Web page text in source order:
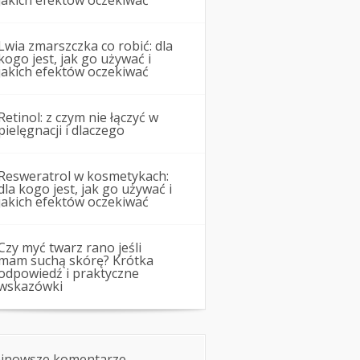
zmarszczka co robić: dla
jest, jak go używać i
efektów oczekiwać
z czym nie łączyć w
i dlaczego
w kosmetykach:
kogo jest, jak go używać i
efektów oczekiwać
myć twarz rano jeśli
suchą skórę? Krótka
i praktyczne